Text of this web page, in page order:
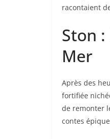
racontaient
Ston
Mer
Après des
fortifiée
de remonter
contes